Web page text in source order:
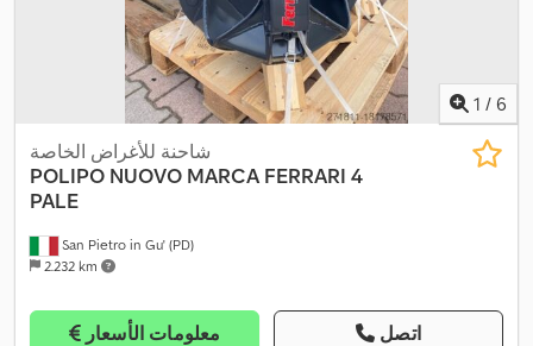
1 / 6
San Pietro in Gu' (PD)
2.232 km
شاحنة للأغراض الخاصة
POLIPO NUOVO MARCA FERRARI 4
PALE
معلومات الأسعار اتصل